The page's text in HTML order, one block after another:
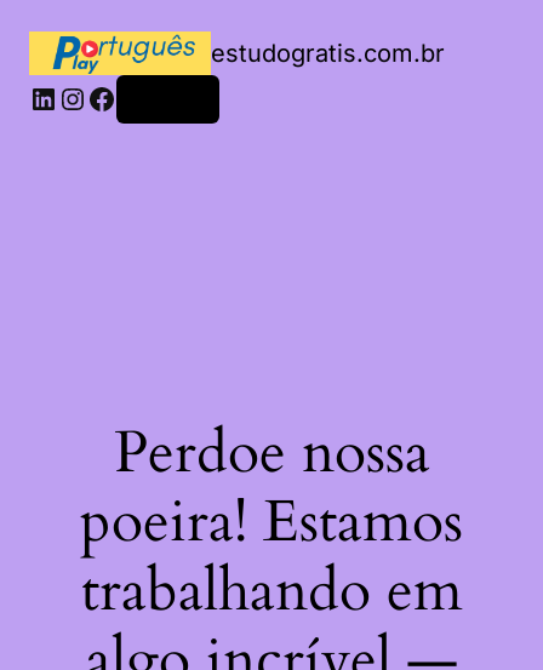
estudogratis.com.br
LinkedIn
Instagram
Facebook
Perdoe nossa
poeira! Estamos
trabalhando em